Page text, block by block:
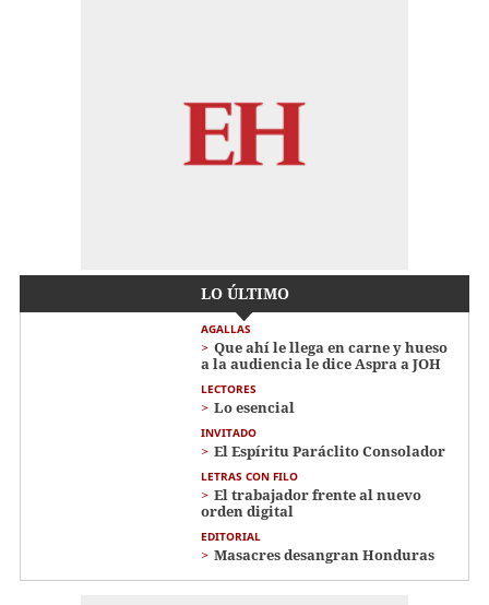
LO ÚLTIMO
AGALLAS
Que ahí le llega en carne y hueso
a la audiencia le dice Aspra a JOH
LECTORES
Lo esencial
INVITADO
El Espíritu Paráclito Consolador
LETRAS CON FILO
El trabajador frente al nuevo
orden digital
EDITORIAL
Masacres desangran Honduras